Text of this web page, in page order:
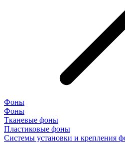
Фоны
Фоны
Тканевые фоны
Пластиковые фоны
Системы установки и крепления